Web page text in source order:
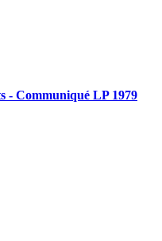
- Communiqué LP 1979